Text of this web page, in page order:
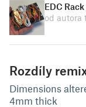
EDC
od autora
Rozdíly
Dimensions
4mm thick